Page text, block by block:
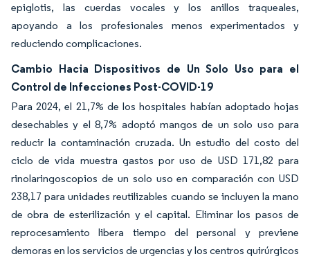
epiglotis, las cuerdas vocales y los anillos traqueales,
apoyando a los profesionales menos experimentados y
reduciendo complicaciones.
Cambio Hacia Dispositivos de Un Solo Uso para el
Control de Infecciones Post-COVID-19
Para 2024, el 21,7% de los hospitales habían adoptado hojas
desechables y el 8,7% adoptó mangos de un solo uso para
reducir la contaminación cruzada. Un estudio del costo del
ciclo de vida muestra gastos por uso de USD 171,82 para
rinolaringoscopios de un solo uso en comparación con USD
238,17 para unidades reutilizables cuando se incluyen la mano
de obra de esterilización y el capital. Eliminar los pasos de
reprocesamiento libera tiempo del personal y previene
demoras en los servicios de urgencias y los centros quirúrgicos